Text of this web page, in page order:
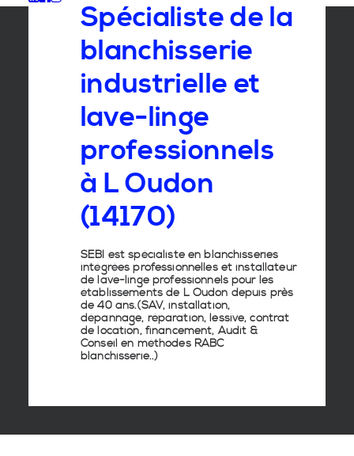
Spécialiste de la
blanchisserie
industrielle et
lave-linge
professionnels
à L Oudon
(14170)
SEBI est spécialiste en blanchisseries
intégrées professionnellesetinstallateur
de lave-lingeprofessionnels pour les
établissements de L Oudon depuis près
de 40 ans.(SAV, installation,
dépannage, réparation, lessive, contrat
de location, financement, Audit &
Conseil en méthodes RABC
blanchisserie..)